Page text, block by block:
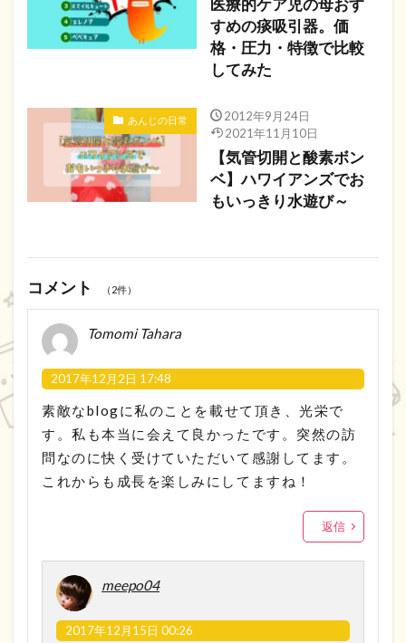
医療的ケア児の母おす
すめの痰吸引器。価
格・圧力・特徴で比較
してみた
あんじの日常
2012年9月24日
2021年11月10日
【気管切開と酸素ボン
ベ】ハワイアンズでお
もいっきり水遊び～
コメント （2件）
Tomomi Tahara
2017年12月2日 17:48
素敵なblogに私のことを載せて頂き、光栄で
す。私も本当に会えて良かったです。突然の訪
問なのに快く受けていただいて感謝してます。
これからも成長を楽しみにしてますね！
返信
meepo04
2017年12月15日 00:26